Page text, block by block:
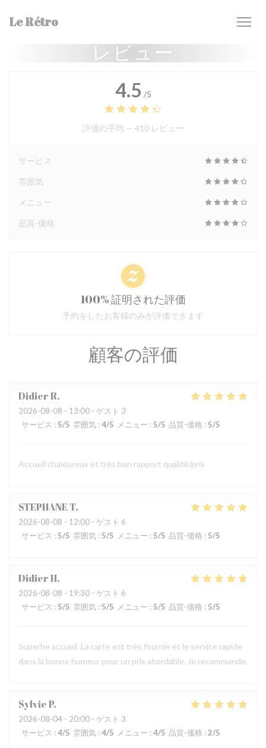
Le Rétro
レビュー
顧客の評価
DidierR
2026-08-08 - 13:00 - ゲスト 3
サービス : 5/5 雰囲気 : 4/5 メニュー : 5/5 品質-価格 : 5/5
Accueil chaleureux et très bon rapport qualité/prix
STEPHANE T
2026-08-08 - 12:00 - ゲスト 6
サービス : 5/5 雰囲気 : 5/5 メニュー : 5/5 品質-価格 : 5/5
DidierH
2026-08-08 - 19:30 - ゲスト 6
サービス : 5/5 雰囲気 : 5/5 メニュー : 5/5 品質-価格 : 5/5
Superbe accueil. La carte est très fournie et le service rapide
dans la bonne humeur pour un prix abordable. Je recommande.
SylvieP
2026-08-04 - 20:00 - ゲスト 3
サービス : 4/5 雰囲気 : 4/5 メニュー : 4/5 品質-価格 : 2/5
4.5 /5
評価の平均 — 410 レビュー
サービス
雰囲気
メニュー
品質-価格
100% 証明された評価
予約をしたお客様のみが評価できます